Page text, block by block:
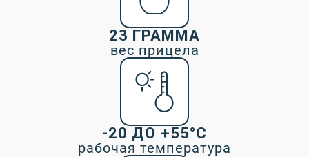
23 ГРАММА
вес прицела
-20 ДО +55°С
рабочая температура